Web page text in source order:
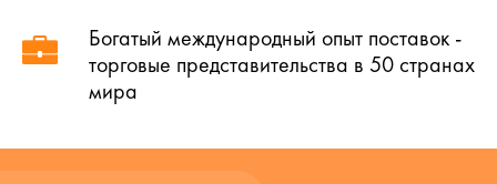
Богатый международный опыт поставок -
торговые представительства в 50 странах
мира